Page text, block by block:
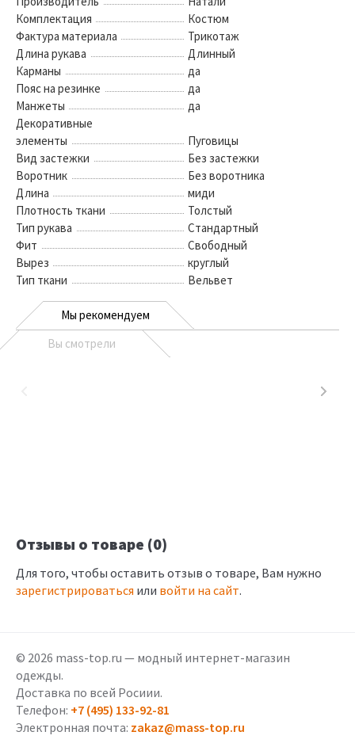
Комплектация
Костюм
Фактура материала
Трикотаж
Длина рукава
Длинный
Карманы
да
Пояс на резинке
да
Манжеты
да
Декоративные
элементы
Пуговицы
Вид застежки
Без застежки
Воротник
Без воротника
Длина
миди
Плотность ткани
Толстый
Тип рукава
Стандартный
Фит
Свободный
Вырез
круглый
Тип ткани
Вельвет
Мы рекомендуем
Вы смотрели
Отзывы о товаре (0)
Для того, чтобы оставить отзыв о товаре, Вам нужно
зарегистрироваться или войти на сайт.
© 2026 mass-top.ru — модный интернет-магазин
одежды.
Доставка по всей Росиии.
Телефон: +7 (495) 133-92-81
Электронная почта: zakaz@mass-top.ru